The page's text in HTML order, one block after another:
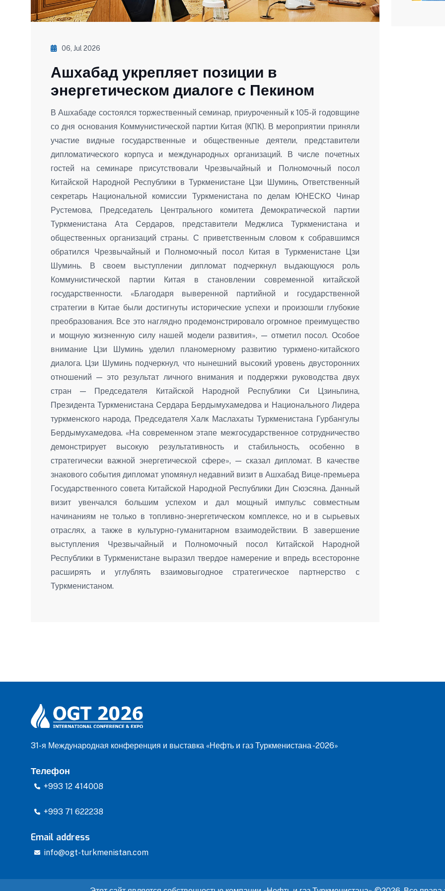
06, Jul 2026
Ашхабад укрепляет позиции в
энергетическом диалоге с Пекином
В Ашхабаде состоялся торжественный семинар, приуроченный к 105-й годовщине
со дня основания Коммунистической партии Китая (КПК). В мероприятии приняли
участие видные государственные и общественные деятели, представители
дипломатического корпуса и международных организаций. В числе почетных
гостей на семинаре присутствовали Чрезвычайный и Полномочный посол
Китайской Народной Республики в Туркменистане Цзи Шуминь, Ответственный
секретарь Национальной комиссии Туркменистана по делам ЮНЕСКО Чинар
Рустемова, Председатель Центрального комитета Демократической партии
Туркменистана Ата Сердаров, представители Меджлиса Туркменистана и
общественных организаций страны. С приветственным словом к собравшимся
обратился Чрезвычайный и Полномочный посол Китая в Туркменистане Цзи
Шуминь. В своем выступлении дипломат подчеркнул выдающуюся роль
Коммунистической партии Китая в становлении современной китайской
государственности. «Благодаря выверенной партийной и государственной
стратегии в Китае были достигнуты исторические успехи и произошли глубокие
преобразования. Все это наглядно продемонстрировало огромное преимущество
и мощную жизненную силу нашей модели развития», — отметил посол. Особое
внимание Цзи Шуминь уделил планомерному развитию туркмено-китайского
диалога. Цзи Шуминь подчеркнул, что нынешний высокий уровень двусторонних
отношений — это результат личного внимания и поддержки руководства двух
стран — Председателя Китайской Народной Республики Си Цзиньпина,
Президента Туркменистана Сердара Бердымухамедова и Национального Лидера
туркменского народа, Председателя Халк Маслахаты Туркменистана Гурбангулы
Бердымухамедова. «На современном этапе межгосударственное сотрудничество
демонстрирует высокую результативность и стабильность, особенно в
стратегически важной энергетической сфере», — сказал дипломат. В качестве
знакового события дипломат упомянул недавний визит в Ашхабад Вице-премьера
Государственного совета Китайской Народной Республики Дин Сюэсяна. Данный
визит увенчался большим успехом и дал мощный импульс совместным
начинаниям не только в топливно-энергетическом комплексе, но и в сырьевых
отраслях, а также в культурно-гуманитарном взаимодействии. В завершение
выступления Чрезвычайный и Полномочный посол Китайской Народной
Республики в Туркменистане выразил твердое намерение и впредь всесторонне
расширять и углублять взаимовыгодное стратегическое партнерство с
Туркменистаном.
31-я Международная конференция и выставка «Нефть и газ Туркменистана -2026»
Телефон
+993 12 414008
+993 71 622238
Email address
info@ogt-turkmenistan.com